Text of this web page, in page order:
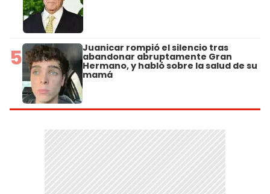
5 Juanicar rompió el silencio tras
abandonar abruptamente Gran
Hermano, y habló sobre la salud de su
mamá